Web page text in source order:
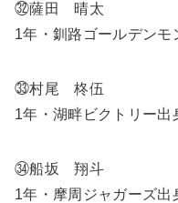
㉜薩田 晴太
1年・釧路ゴールデンモ
㉝村尾 柊伍
1年・湖畔ビクトリー出
㉞船坂 翔斗
1年・摩周ジャガーズ出